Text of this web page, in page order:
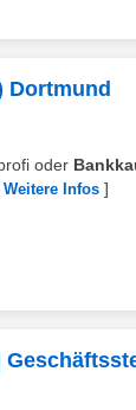
Dortmund
oder
Weitere Infos ]